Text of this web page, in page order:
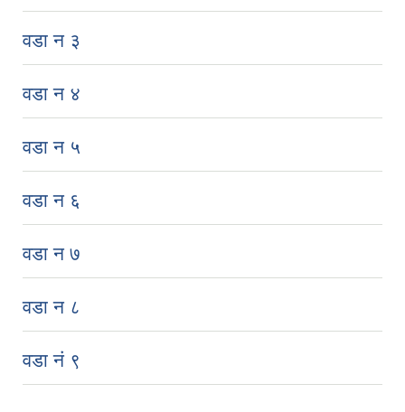
वडा न‌ ३
वडा न‌ ४
वडा न‌ ५
वडा न‌ ६
वडा न‌ ७
वडा न‌ ८
वडा नं ९